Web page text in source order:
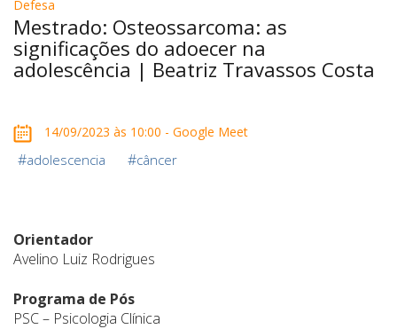
Defesa
Mestrado: Osteossarcoma: as
significações do adoecer na
adolescência | Beatriz Travassos Costa
14/09/2023 às 10:00 - Google Meet
#adolescencia #câncer
Orientador
Avelino Luiz Rodrigues
Programa de Pós
PSC – Psicologia Clínica